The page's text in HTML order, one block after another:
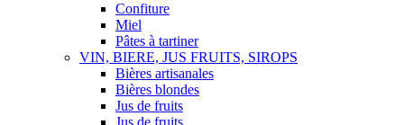
Confiture
Miel
Pâtes à tartiner
VIN, BIERE, JUS FRUITS, SIROPS
Bières artisanales
Bières blondes
Jus de fruits
Jus de fruits